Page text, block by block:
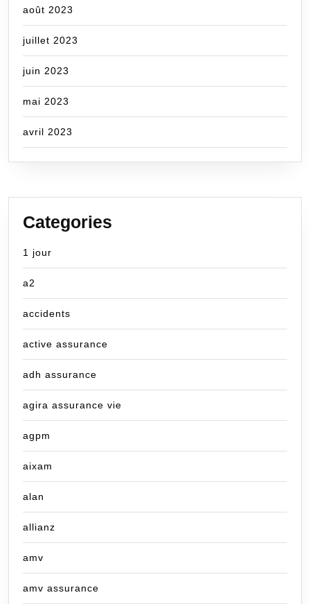
août 2023
juillet 2023
juin 2023
mai 2023
avril 2023
Categories
1 jour
a2
accidents
active assurance
adh assurance
agira assurance vie
agpm
aixam
alan
allianz
amv
amv assurance